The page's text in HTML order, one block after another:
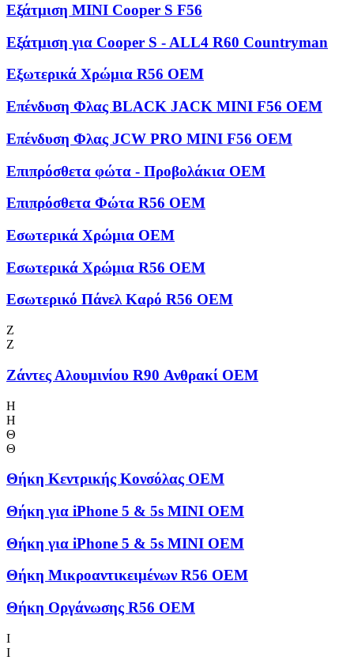
Εξάτμιση MINI Cooper S F56
Εξάτμιση για Cooper S - ALL4 R60 Countryman
Εξωτερικά Χρώμια R56 OEM
Επένδυση Φλας BLACK JACK MINI F56 OEM
Επένδυση Φλας JCW PRO MINI F56 OEM
Επιπρόσθετα φώτα - Προβολάκια OEM
Επιπρόσθετα Φώτα R56 OEM
Εσωτερικά Χρώμια OEM
Εσωτερικά Χρώμια R56 OEM
Εσωτερικό Πάνελ Καρό R56 OEM
Ζ
Ζ
Ζάντες Αλουμινίου R90 Ανθρακί OEM
Η
Η
Θ
Θ
Θήκη Kεντρικής Kονσόλας OEM
Θήκη για iPhone 5 & 5s MINI OEM
Θήκη για iPhone 5 & 5s MINI OEM
Θήκη Μικροαντικειμένων R56 OEM
Θήκη Οργάνωσης R56 OEM
Ι
Ι